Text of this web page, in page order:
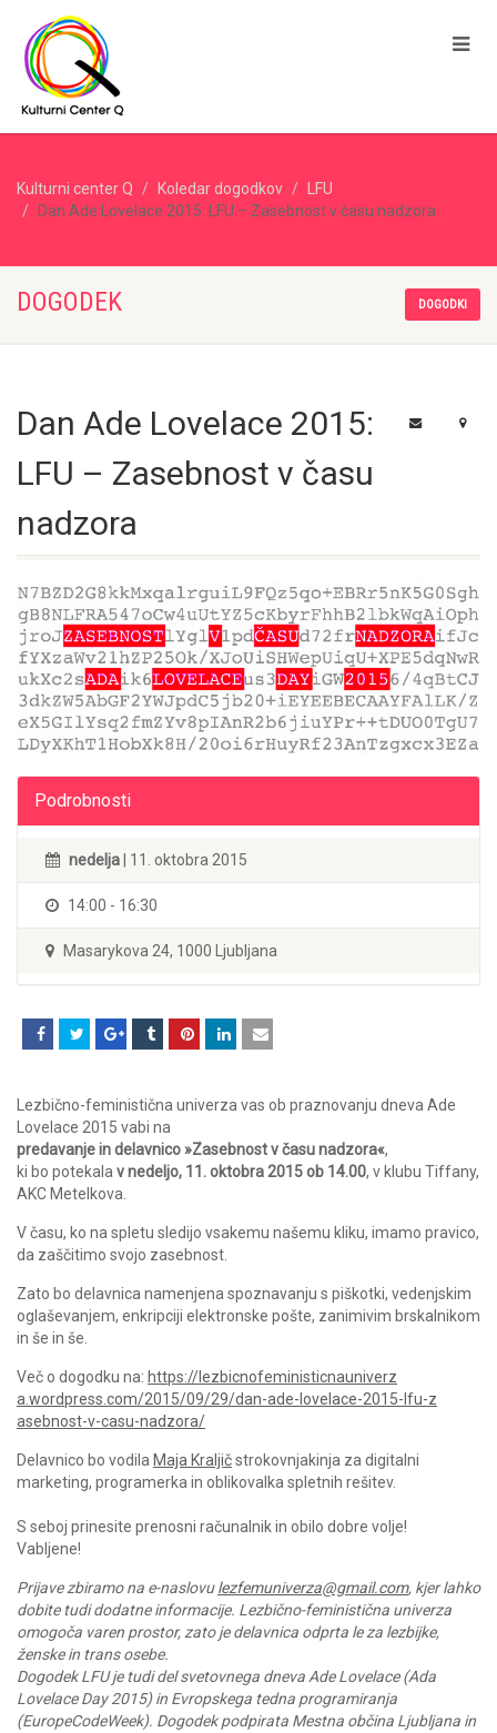
Kulturni center Q Koledar dogodkov
LFU
Dan Ade Lovelace 2015: LFU – Zasebnost v času nadzora
DOGODEK DOGODKI
Dan Ade Lovelace 2015:
LFU – Zasebnost v času
nadzora
Podrobnosti
nedelja | 11. oktobra 2015
14:00 - 16:30
Masarykova 24, 1000 Ljubljana
Lezbično-feministična univerza vas ob praznovanju dneva Ade
Lovelace 2015 vabi na
predavanje in delavnico »Zasebnost v času nadzora«,
ki bo potekalav nedeljo, 11. oktobra 2015 ob 14.00, v klubu Tiffany,
AKC Metelkova.
V času, ko na spletu sledijo vsakemu našemu kliku, imamo pravico,
da zaščitimo svojo zasebnost.
Zato bo delavnica namenjena spoznavanju s piškotki, vedenjskim
oglaševanjem, enkripciji elektronske pošte, zanimivim brskalnikom
in še in še.
Več o dogodku na: https://lezbicnofeministicnauniverz
a.wordpress.com/2015/09/29/dan-ade-lovelace-2015-lfu-z
asebnost-v-casu-nadzora/
Delavnico bo vodila Maja Kraljičstrokovnjakinja za digitalni
marketing, programerka in oblikovalka spletnih rešitev.
S seboj prinesite prenosni računalnik in obilo dobre volje!
Vabljene!
Prijave zbiramo na e-naslovulezfemuniverza@gmail.com, kjer lahko
dobite tudi dodatne informacije. Lezbično-feministična univerza
omogoča varen prostor, zato je delavnica odprta le za lezbijke,
ženske in trans osebe.
Dogodek LFU je tudi del svetovnega dneva Ade Lovelace (Ada
Lovelace Day 2015) in Evropskega tedna programiranja
(EuropeCodeWeek). Dogodek podpirata Mestna občina Ljubljana in